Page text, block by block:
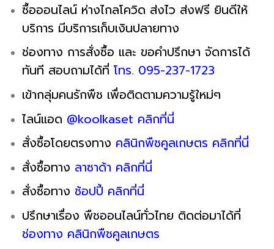
ซื้อออนไลน์ ห่างไกลโควิด ส่งไว ส่งฟรี ยินดีให้
บริการ มีบริการเก็บเงินปลายทาง
ช่องทาง การสั่งซื้อ และ ขอคำปรึกษา จัดการได้
ทันที สอบถามได้ที่ โทร. 095-237-1723
เข้ากลุ่มคนรักพืช เพื่อติดตามความรู้ใหม่ๆ
ไลน์แอด @koolkaset คลิกที่นี่
สั่งซื้อโดยตรงทาง คลินิกพืชคูลเกษตร คลิกที่นี่
สั่งซื้อทาง ลาซาด้า คลิกที่นี่
สั่งซื้อทาง ช้อปปี้ คลิกที่นี่
ปรึกษาเรื่อง พืชออนไลน์ทั่วไทย ติดต่อมาได้ที่
ช่องทาง คลินิกพืชคูลเกษตร